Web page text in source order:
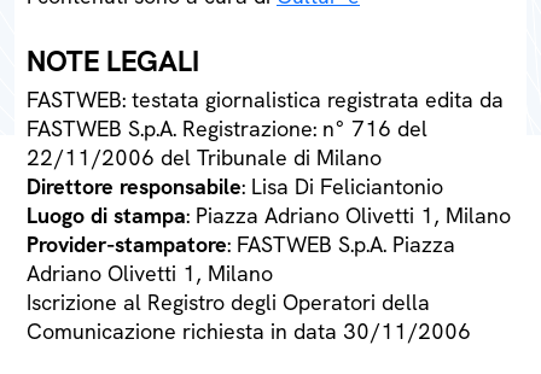
NOTE LEGALI
FASTWEB: testata giornalistica registrata edita da
FASTWEB S.p.A. Registrazione: n° 716 del
22/11/2006 del Tribunale di Milano
Direttore responsabile: Lisa Di Feliciantonio
Luogo di stampa: Piazza Adriano Olivetti 1, Milano
Provider-stampatore: FASTWEB S.p.A. Piazza
Adriano Olivetti 1, Milano
Iscrizione al Registro degli Operatori della
Comunicazione richiesta in data 30/11/2006